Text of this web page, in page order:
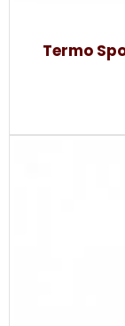
Termo